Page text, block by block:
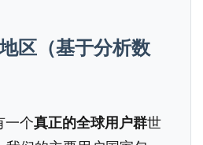
区（基于分析数
一个真正的全球用户群世